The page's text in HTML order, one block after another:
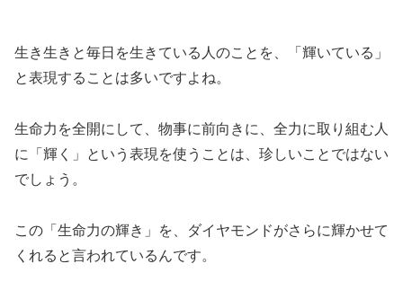
生き生きと毎日を生きている人のことを、「輝いている」
と表現することは多いですよね。
生命力を全開にして、物事に前向きに、全力に取り組む人
に「輝く」という表現を使うことは、珍しいことではない
でしょう。
この「生命力の輝き」を、ダイヤモンドがさらに輝かせて
くれると言われているんです。